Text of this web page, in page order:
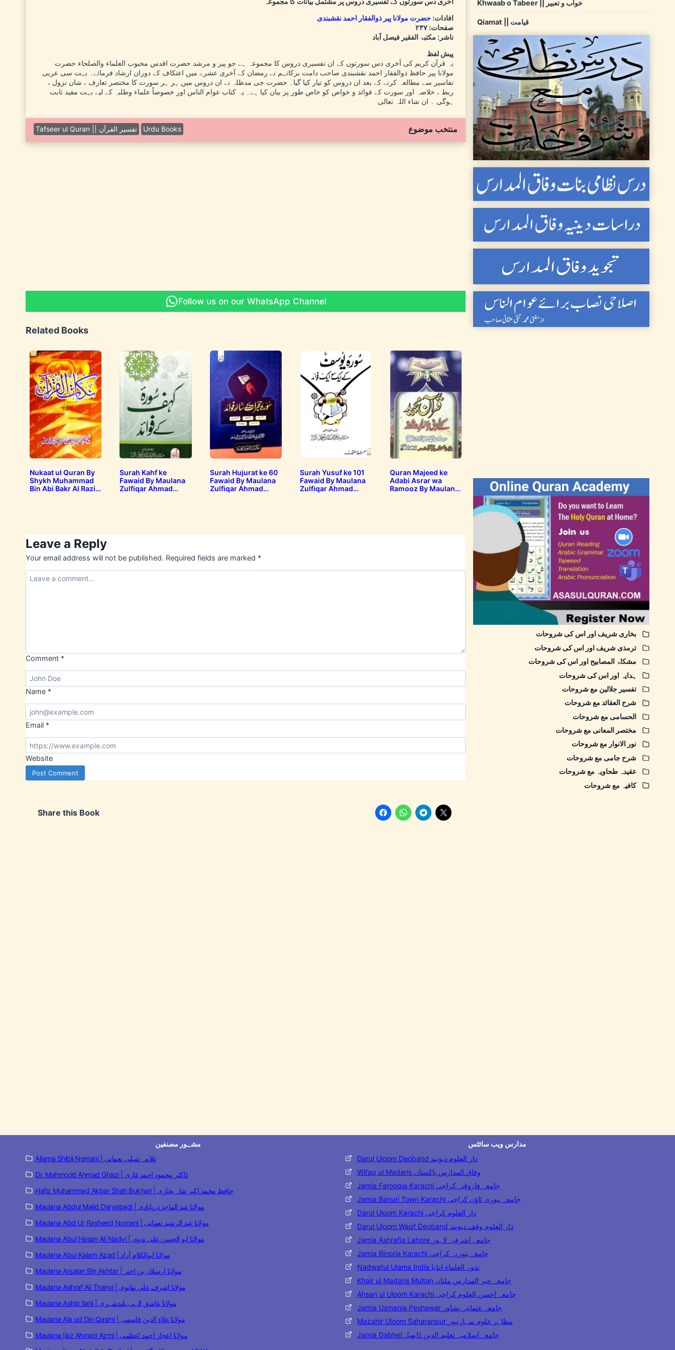
افادات: حضرت مولانا پیر ذوالفقار احمد نقشبندی
صفحات: ۲۳۷
ناشر: مکتبۃ الفقیر فیصل آباد
پیش لفظ
یہ قرآن کریم کی آخری دس سورتوں کے ان تفسیری دروس کا مجموعہ ہے جو پیر و مرشد حضرت اقدس محبوب العلماء والصلحاء حضرت
مولانا پیر حافظ ذوالفقار احمد نقشبندی صاحب دامت برکاتہم نے رمضان کے آخری عشرے میں اعتکاف کے دوران ارشاد فرمائے۔ بہت سی عربی
تفاسیر سے مطالعہ کرنے کے بعد ان دروس کو تیار کیا گیا۔ حضرت جی مدظلہ نے ان دروس میں ہر ہر سورت کا مختصر تعارف ، شان نزول ،
ربط ، خلاصہ اور سورت کے فوائد و خواص کو خاص طور پر بیان کیا ہے۔ یہ کتاب عوام الناس اور خصوصاً علماء وطلبہ کے لیے بہت مفید ثابت
ہوگی ۔ ان شاء اللہ تعالی
Tafseer ul Quran || تفسیر القرآن Urdu Books منتخب موضوع
Follow us on our WhatsApp Channel
Related Books
Nukaat ul Quran By
Shykh Muhammad
Bin Abi Bakr Al Razi
Surah Kahf ke
Fawaid By Maulana
Zulfiqar Ahmad
Surah Hujurat ke 60
Fawaid By Maulana
Zulfiqar Ahmad
Surah Yusuf ke 101
Fawaid By Maulana
Zulfiqar Ahmad
Quran Majeed ke
Adabi Asrar wa
Ramooz By Maulana
Leave a Reply
Your email address will not be published. Required fields are marked *
Comment *
Name *
Email *
Website
Share this Book
Khwaab o Tabeer || خواب و تعبیر
Qiamat || قیامت
بخاری شریف اور اس کی شروحات
ترمذی شریف اور اس کی شروحات
مشکاۃ المصابیح اور اس کی شروحات
ہدایہ اور اس کی شروحات
تفسیر جلالین مع شروحات
شرح العقائد مع شروحات
الحسامی مع شروحات
مختصر المعانی مع شروحات
نور الانوار مع شروحات
شرح جامی مع شروحات
عقیدہ طحاویہ مع شروحات
کافیہ مع شروحات
مشہور مصنفین
Allama Shibli Nomani | علامہ شبلی نعمانی
Dr. Mahmood Ahmad Ghazi | ڈاکٹر محمود احمد غازی
Hafiz Muhammad Akbar Shah Bukhari | حافظ محمد اکبر شاہ بخاری
Maulana Abdul Majid Daryabadi | مولانا عبد الماجد دریابادی
Maulana Abd Ur Rasheed Nomani | مولانا عبد الرشید نعمانی
Maulana Abul Hasan Ali Nadvi | مولانا ابو الحسن علی ندوی
Maulana Abul Kalam Azad | مولانا ابوالکلام آزاد
Maulana Arsalan Bin Akhtar | مولانا ارسلان بن اختر
Maulana Ashraf Ali Thanvi | مولانا اشرف علی تھانوی
Maulana Ashiq Ilahi | مولانا عاشق الہی بلندشہری
Maulana Ala ud Din Qasmi | مولانا علاء الدین قاسمی
Maulana Ijaz Ahmad Azmi | مولانا اعجاز احمد اعظمی
مدارس ویب سائٹس
Darul Uloom Deoband دار العلوم دیوبند
Wifaq ul Madaris وفاق المدارس پاکستان
Jamia Farooqia Karachi جامعہ فاروقیہ کراچی
Jamia Banuri Town Karachi جامعہ بنوری ٹاؤن کراچی
Darul Uloom Karachi دار العلوم کراچی
Darul Uloom Waqf Deoband دار العلوم وقف دیوبند
Jamia Ashrafia Lahore جامعہ اشرفیہ لاہور
Jamia Binoria Karachi جامعہ بنوریہ کراچی
Nadwatul Ulama India ندوۃ العلماء انڈیا
Khair ul Madaris Multan جامعہ خیر المدارس ملتان
Ahsan ul Uloom Karachi جامعہ احسن العلوم کراچی
Jamia Usmania Peshawar جامعہ عثمانیہ پشاور
Mazahir Uloom Saharanpur مظاہر علوم سہارنپور
Jamia Dabhel جامعہ اسلامیہ تعلیم الدین ڈابھیل